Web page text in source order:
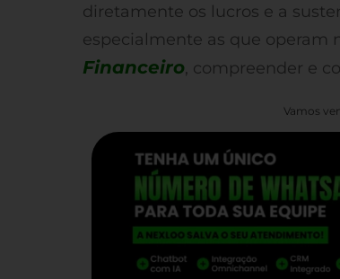
diretamente os lucros e a
especialmente as que operam
Financeiro, compreender e
Vamos